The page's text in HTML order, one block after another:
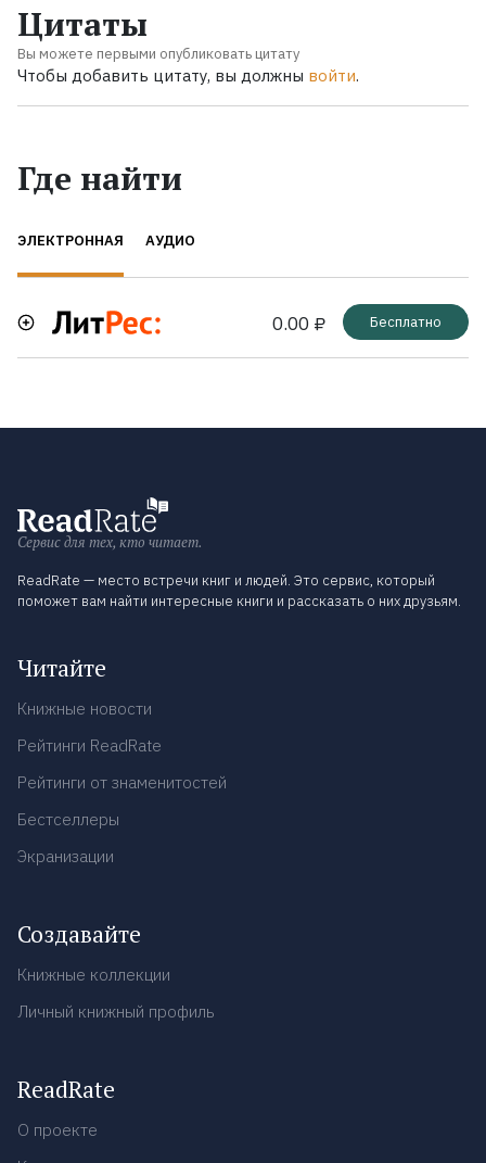
Цитаты
Вы можете первыми опубликовать цитату
Чтобы добавить цитату, вы должны войти.
Где найти
ЭЛЕКТРОННАЯ АУДИО
0.00 ₽ Бесплатно
Сервис для тех, кто читает.
ReadRate — место встречи книг и людей. Это сервис, который
поможет вам найти интересные книги и рассказать о них друзьям.
Читайте
Книжные новости
Рейтинги ReadRate
Рейтинги от знаменитостей
Бестселлеры
Экранизации
Создавайте
Книжные коллекции
Личный книжный профиль
ReadRate
О проекте